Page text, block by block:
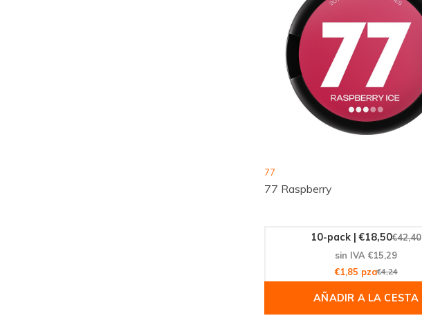
77
77 Raspberry
10-pack | €18,50€42,40
sin IVA €15,29
€1,85 pza€4,24
AÑADIR A LA CESTA